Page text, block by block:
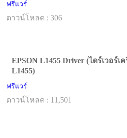
ฟรีแวร์
ดาวน์โหลด : 306
EPSON L1455 Driver (ไดร์เวอร์
L1455)
ฟรีแวร์
ดาวน์โหลด : 11,501